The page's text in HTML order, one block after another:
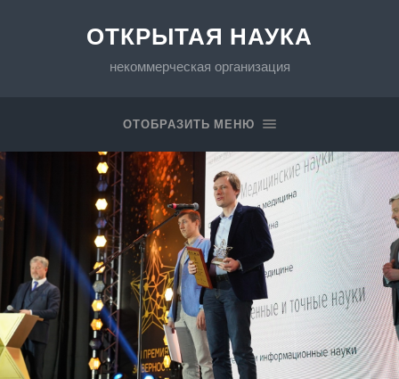
ОТКРЫТАЯ НАУКА
некоммерческая организация
ОТОБРАЗИТЬ МЕНЮ